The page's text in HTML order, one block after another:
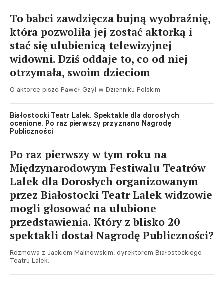
To babci zawdzięcza bujną wyobraźnię,
która pozwoliła jej zostać aktorką i
stać się ulubienicą telewizyjnej
widowni. Dziś oddaje to, co od niej
otrzymała, swoim dzieciom
O aktorce pisze Paweł Gzyl w Dzienniku Polskim.
Białostocki Teatr Lalek. Spektakle dla dorosłych
ocenione. Po raz pierwszy przyznano Nagrodę
Publiczności
Po raz pierwszy w tym roku na
Międzynarodowym Festiwalu Teatrów
Lalek dla Dorosłych organizowanym
przez Białostocki Teatr Lalek widzowie
mogli głosować na ulubione
przedstawienia. Który z blisko 20
spektakli dostał Nagrodę Publiczności?
Rozmowa z Jackiem Malinowskim, dyrektorem Białostockiego
Teatru Lalek.